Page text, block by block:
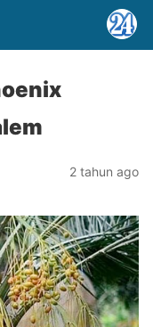
2 tahun ago